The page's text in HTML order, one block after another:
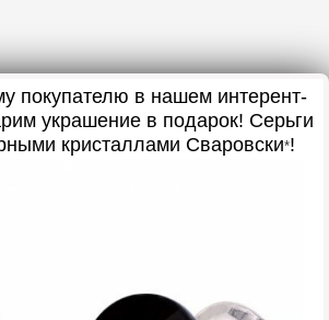
покупателю в нашем интерент-
украшение в подарок! Серьги
кристаллами Сваровски*!